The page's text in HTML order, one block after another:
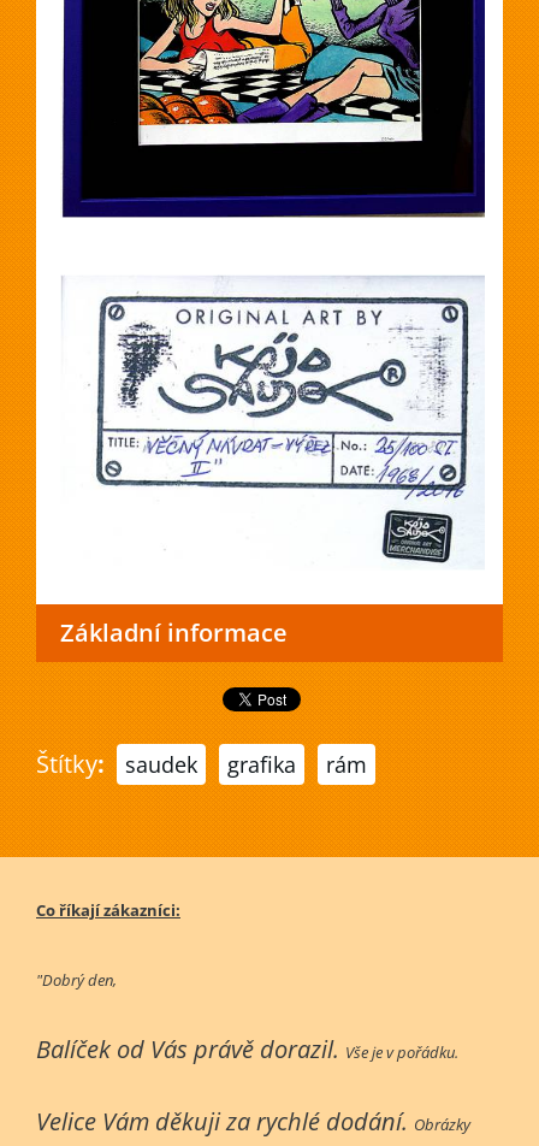
Základní informace
Štítky: saudek grafika rám
Co říkají zákazníci:
"Dobrý den,
Balíček od Vás právě dorazil. Vše je v pořádku.
Velice Vám děkuji za rychlé dodání. Obrázky